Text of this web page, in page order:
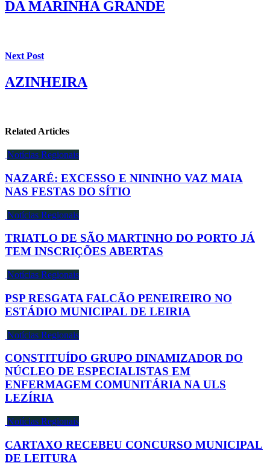
DA MARINHA GRANDE
Next Post
AZINHEIRA
Related Articles
Notícias Regionais
NAZARÉ: EXCESSO E NININHO VAZ MAIA
NAS FESTAS DO SÍTIO
Notícias Regionais
TRIATLO DE SÃO MARTINHO DO PORTO JÁ
TEM INSCRIÇÕES ABERTAS
Notícias Regionais
PSP RESGATA FALCÃO PENEIREIRO NO
ESTÁDIO MUNICIPAL DE LEIRIA
Notícias Regionais
CONSTITUÍDO GRUPO DINAMIZADOR DO
NÚCLEO DE ESPECIALISTAS EM
ENFERMAGEM COMUNITÁRIA NA ULS
LEZÍRIA
Notícias Regionais
CARTAXO RECEBEU CONCURSO MUNICIPAL
DE LEITURA